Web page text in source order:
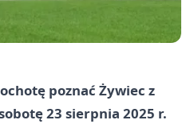
poznać Żywiec z
23 sierpnia 2025 r.